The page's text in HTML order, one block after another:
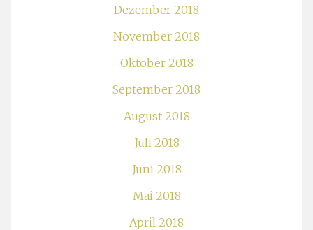
Dezember 2018
November 2018
Oktober 2018
September 2018
August 2018
Juli 2018
Juni 2018
Mai 2018
April 2018